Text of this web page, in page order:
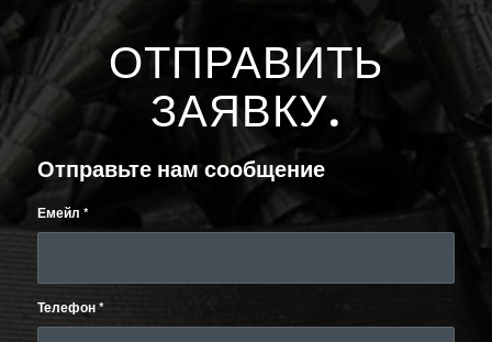
ОТПРАВИТЬ
ЗАЯВКУ.
Отправьте нам сообщение
Емейл *
Телефон*